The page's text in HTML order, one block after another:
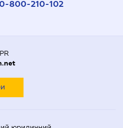
0-800-210-102